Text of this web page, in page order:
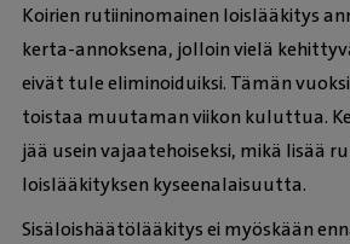
Koirien rutiininomainen loislääkitys
kerta-annoksena, jolloin vielä
eivät tule eliminoiduiksi. Tämän
toistaa muutaman viikon kuluttua.
jää usein vajaatehoiseksi, mikä lisää
loislääkityksen kyseenalaisuutta.
Sisäloishäätölääkitys ei myöskään